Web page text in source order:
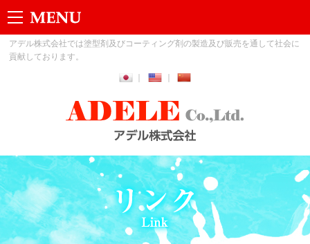
アデル株式会社では塗型剤及びコーティング剤の製造及び販売を通して社会に
貢献しております。